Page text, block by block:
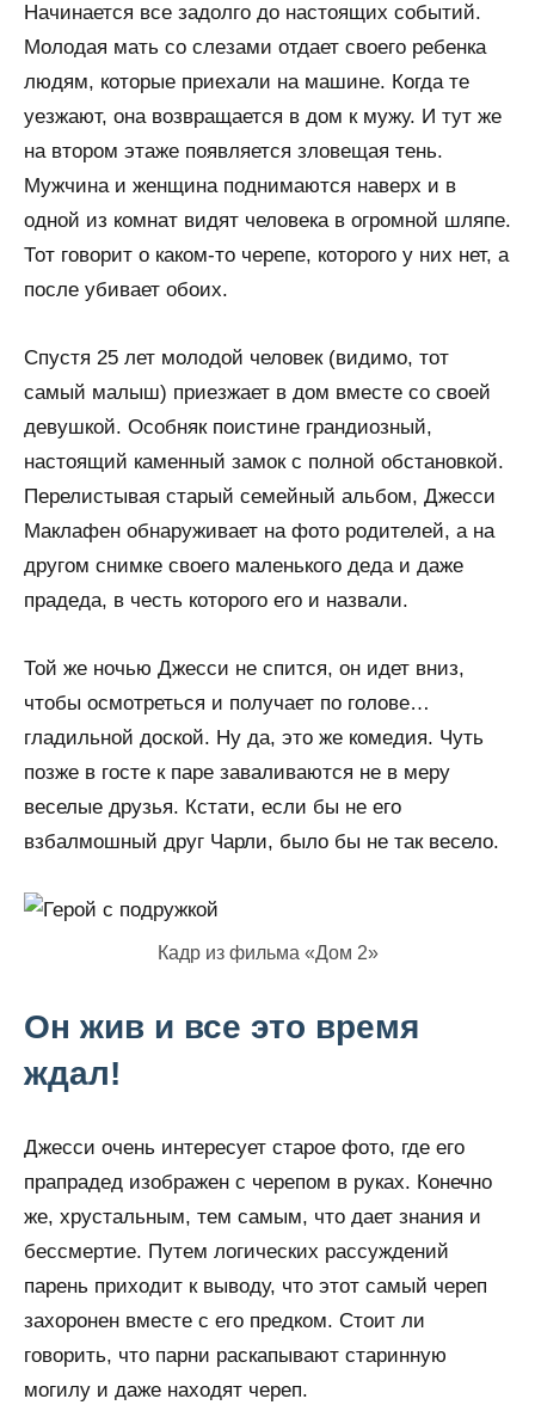
Начинается все задолго до настоящих событий.
Молодая мать со слезами отдает своего ребенка
людям, которые приехали на машине. Когда те
уезжают, она возвращается в дом к мужу. И тут же
на втором этаже появляется зловещая тень.
Мужчина и женщина поднимаются наверх и в
одной из комнат видят человека в огромной шляпе.
Тот говорит о каком-то черепе, которого у них нет, а
после убивает обоих.
Спустя 25 лет молодой человек (видимо, тот
самый малыш) приезжает в дом вместе со своей
девушкой. Особняк поистине грандиозный,
настоящий каменный замок с полной обстановкой.
Перелистывая старый семейный альбом, Джесси
Маклафен обнаруживает на фото родителей, а на
другом снимке своего маленького деда и даже
прадеда, в честь которого его и назвали.
Той же ночью Джесси не спится, он идет вниз,
чтобы осмотреться и получает по голове…
гладильной доской. Ну да, это же комедия. Чуть
позже в госте к паре заваливаются не в меру
веселые друзья. Кстати, если бы не его
взбалмошный друг Чарли, было бы не так весело.
Кадр из фильма «Дом 2»
Он жив и все это время
ждал!
Джесси очень интересует старое фото, где его
прапрадед изображен с черепом в руках. Конечно
же, хрустальным, тем самым, что дает знания и
бессмертие. Путем логических рассуждений
парень приходит к выводу, что этот самый череп
захоронен вместе с его предком. Стоит ли
говорить, что парни раскапывают старинную
могилу и даже находят череп.